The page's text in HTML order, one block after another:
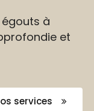
à
et
services